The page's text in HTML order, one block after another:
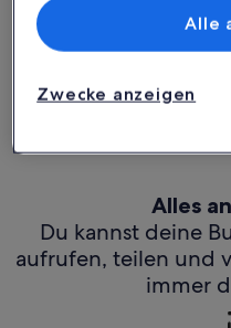
Unser
Alles
Du kannst deine
aufrufen, teilen und
immer
Zwecke anzeigen
Alle